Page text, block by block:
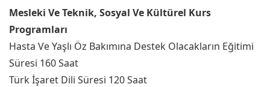
Mesleki Ve Teknik, Sosyal Ve Kültürel Kurs
Programları
Hasta Ve Yaşlı Öz Bakımına Destek Olacakların Eğitimi
Süresi 160 Saat
Türk İşaret Dili Süresi 120 Saat